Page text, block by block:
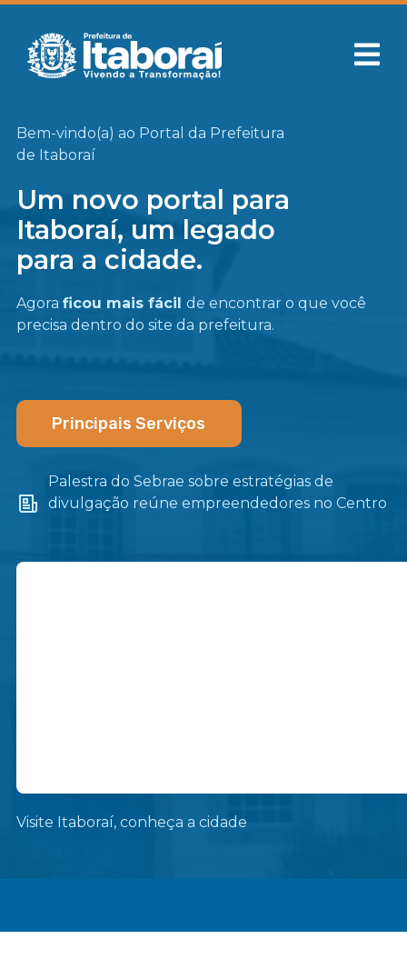
Bem-vindo(a) ao Portal da Prefeitura
de Itaboraí
Um novo portal para
Itaboraí, um legado
para a cidade.
Agora ficou mais fácil de encontrar o que você
precisa dentro do site da prefeitura.
Principais Serviços
Palestra do Sebrae sobre estratégias de
divulgação reúne empreendedores no Centro
Visite Itaboraí, conheça a cidade